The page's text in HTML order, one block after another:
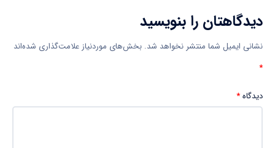
دیدگاهتان را بنویسید
نشانی ایمیل شما منتشر نخواهد شد. بخش‌های موردنیاز علامت‌گذاری شده‌اند
*
دیدگاه*